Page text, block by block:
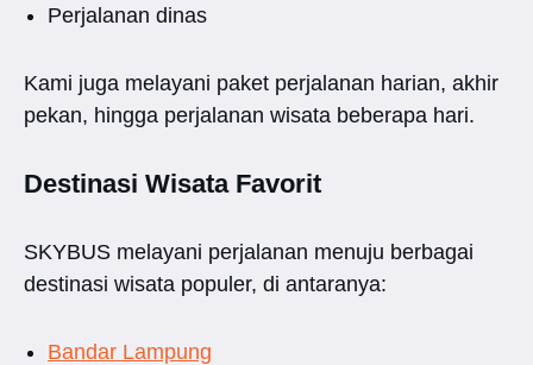
Perjalanan dinas
Kami juga melayani paket perjalanan harian, akhir
pekan, hingga perjalanan wisata beberapa hari.
Destinasi Wisata Favorit
SKYBUS melayani perjalanan menuju berbagai
destinasi wisata populer, di antaranya:
Bandar Lampung